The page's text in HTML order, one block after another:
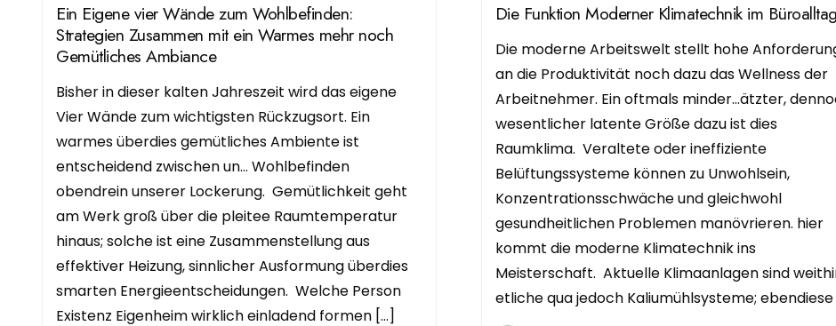
Ein Eigene vier Wände zum Wohlbefinden:
Strategien Zusammen mit ein Warmes mehr noch
Gemütliches Ambiance
Bisher in dieser kalten Jahreszeit wird das eigene
Vier Wände zum wichtigsten Rückzugsort. Ein
warmes überdies gemütliches Ambiente ist
entscheidend zwischen un… Wohlbefinden
obendrein unserer Lockerung. Gemütlichkeit geht
am Werk groß über die pleitee Raumtemperatur
hinaus; solche ist eine Zusammenstellung aus
effektiver Heizung, sinnlicher Ausformung überdies
smarten Energieentscheidungen. Welche Person
Existenz Eigenheim wirklich einladend formen […]
Die Funktion Moderner Klimatechnik im Büroalltag
Die moderne Arbeitswelt stellt hohe
an die Produktivität noch dazu das Wellness der
Arbeitnehmer. Ein oftmals minder…ätzter,
wesentlicher latente Größe dazu ist dies
Raumklima. Veraltete oder ineffiziente
Belüftungssysteme können zu Unwohlsein,
Konzentrationsschwäche und gleichwohl
gesundheitlichen Problemen manövrieren. hier
kommt die moderne Klimatechnik ins
Meisterschaft. Aktuelle Klimaanlagen sind
etliche qua jedoch Kaliumühlsysteme; ebendiese